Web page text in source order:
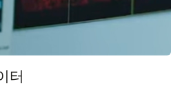
터